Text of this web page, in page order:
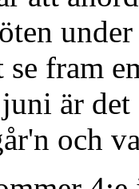
se fram
är
och